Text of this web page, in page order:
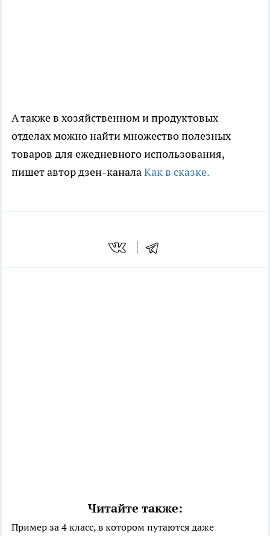
А также в хозяйственном и продуктовых
отделах можно найти множество полезных
товаров для ежедневного использования,
пишет автор дзен-каналаКак в сказке.
Читайте также:
Пример за 4 класс, в котором путаются даже